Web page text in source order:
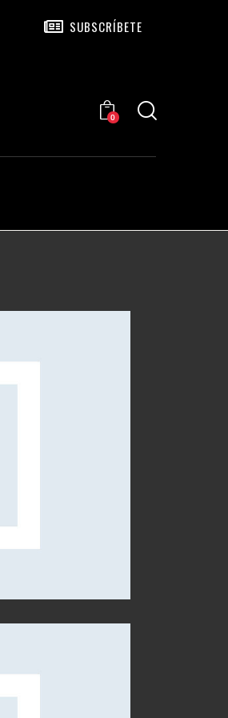
SUBSCRÍBETE
0